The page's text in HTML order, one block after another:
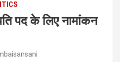
पद के लिए नामांकन